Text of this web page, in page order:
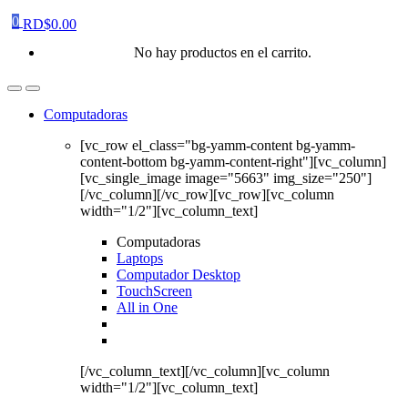
0 RD$0.00
No hay productos en el carrito.
Computadoras
[vc_row el_class="bg-yamm-content bg-yamm-
content-bottom bg-yamm-content-right"][vc_column]
[vc_single_image image="5663" img_size="250"]
[/vc_column][/vc_row][vc_row][vc_column
width="1/2"][vc_column_text]
Computadoras
Laptops
Computador Desktop
TouchScreen
All in One
[/vc_column_text][/vc_column][vc_column
width="1/2"][vc_column_text]